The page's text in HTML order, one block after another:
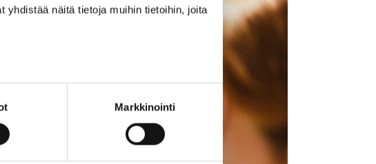
näitä tietoja muihin tietoihin, joita
Markkinointi